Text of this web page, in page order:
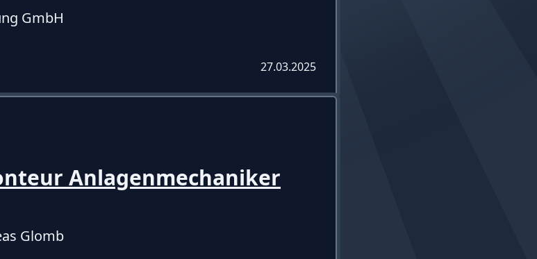
GmbH
27.03.2025
Anlagenmechaniker
Glomb